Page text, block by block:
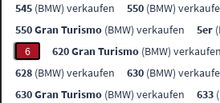
545 (BMW) verkaufen 550 (BMW)
550 Gran Turismo (BMW) verkaufen 5er
6
620 Gran Turismo (BMW) verkaufen
628 (BMW) verkaufen 630 (BMW)
630 Gran Turismo (BMW) verkaufen 633